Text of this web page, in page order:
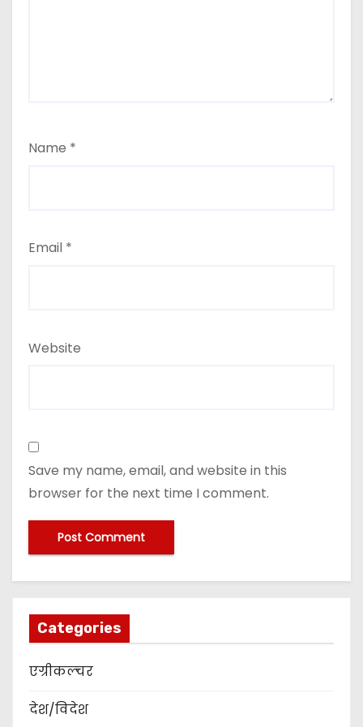
Name *
Email *
Website
Save my name, email, and website in this
browser for the next time I comment.
Categories
एग्रीकल्चर
देश/विदेश